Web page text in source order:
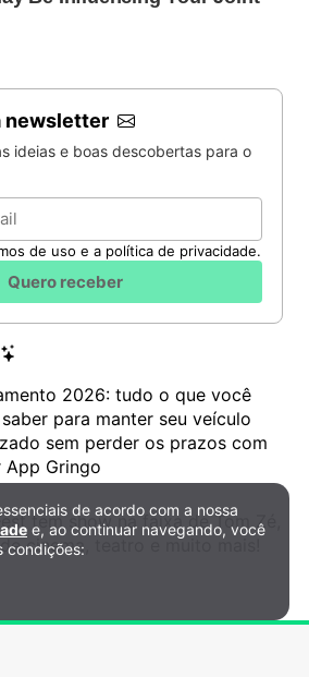
newsletter
ideias e boas descobertas para o
de uso e a política de privacidade.
Quero receber
2026: tudo o que você
para manter seu veículo
sem perder os prazos com
App Gringo
tem show na faixa de Tom Zé,
cinema, teatro e muito mais!
e Cookiesde acordo com a nossa
e, ao continuar navegando, você
condições: